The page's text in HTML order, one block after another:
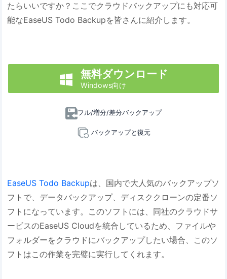
たらいいですか？ここでクラウドバックアップにも対応可
能なEaseUS Todo Backupを皆さんに紹介します。
 無料ダウンロード
Windows向け
フル/増分/差分バックアップ
バックアップと復元
EaseUS Todo Backupは、国内で大人気のバックアップソ
フトで、データバックアップ、ディスククローンの定番ソ
フトになっています。このソフトには、同社のクラウドサ
ービスのEaseUS Cloudを統合しているため、ファイルや
フォルダーをクラウドにバックアップしたい場合、このソ
フトはこの作業を完璧に実行してくれます。